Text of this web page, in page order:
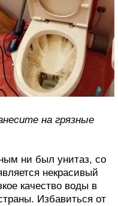
на грязные
ни был унитаз, со
некрасивый
качество воды в
Избавиться от